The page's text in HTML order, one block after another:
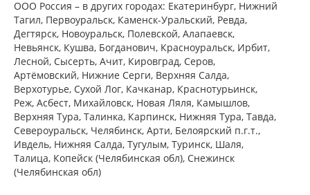
от 1 790,00 до 3 422,00
Венарус (табл. п. плен. о. 50 мг+450
мг № 30) Алиум АО (Московская
обл,.рп. Оболенск) Россия
есть в 481 аптеках
от 890,00 до 1 980,00
Венарус (табл. п. плен. о. 50 мг+450
мг № 60) Алиум АО (Московская
обл,.рп. Оболенск) Россия
есть в 442 аптеках
от 1 328,90 до 2 395,00
ООО Россия – в других городах: Екатеринбург, Нижний
Тагил, Первоуральск, Каменск-Уральский, Ревда,
Дегтярск, Новоуральск, Полевской, Алапаевск,
Невьянск, Кушва, Богданович, Красноуральск, Ирбит,
Лесной, Сысерть, Ачит, Кировград, Серов,
Артёмовский, Нижние Cерги, Верхняя Салда,
Верхотурье, Сухой Лог, Качканар, Краснотурьинск,
Реж, Асбест, Михайловск, Новая Ляля, Камышлов,
Верхняя Тура, Талинка, Карпинск, Нижняя Тура, Тавда,
Североуральск, Челябинск, Арти, Белоярский п.г.т.,
Ивдель, Нижняя Салда, Тугулым, Туринск, Шаля,
Талица, Копейск (Челябинская обл), Снежинск
(Челябинская обл)